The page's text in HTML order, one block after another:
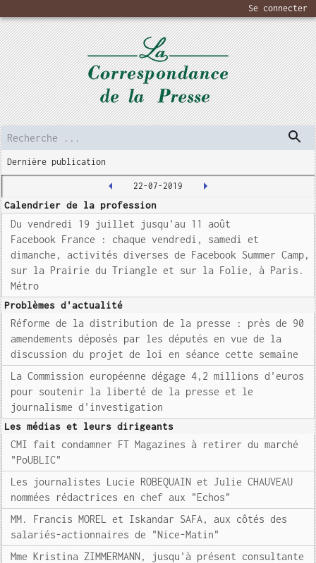
Se connecter
Dernière publication
22-07-2019
Calendrier de la profession
Du vendredi 19 juillet jusqu'au 11 août
Facebook France : chaque vendredi, samedi et
dimanche, activités diverses de Facebook Summer Camp,
sur la Prairie du Triangle et sur la Folie, à Paris.
Métro
Problèmes d'actualité
Réforme de la distribution de la presse : près de 90
amendements déposés par les députés en vue de la
discussion du projet de loi en séance cette semaine
La Commission européenne dégage 4,2 millions d'euros
pour soutenir la liberté de la presse et le
journalisme d'investigation
Les médias et leurs dirigeants
CMI fait condamner FT Magazines à retirer du marché
"PoUBLIC"
Les journalistes Lucie ROBEQUAIN et Julie CHAUVEAU
nommées rédactrices en chef aux "Echos"
MM. Francis MOREL et Iskandar SAFA, aux côtés des
salariés-actionnaires de "Nice-Matin"
Mme Kristina ZIMMERMANN, jusqu'à présent consultante